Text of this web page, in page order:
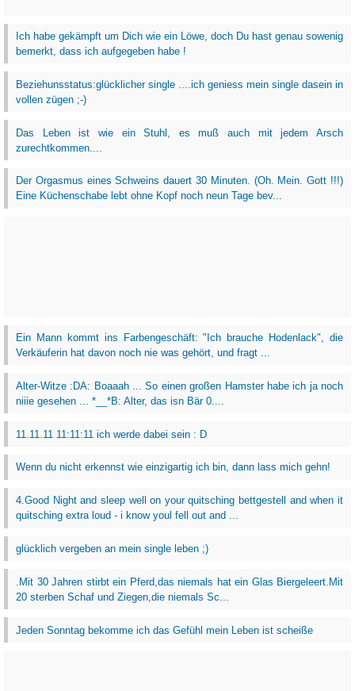
Ich habe gekämpft um Dich wie ein Löwe, doch Du hast genau sowenig
bemerkt, dass ich aufgegeben habe !
Beziehunsstatus:glücklicher single ....ich geniess mein single dasein in
vollen zügen ;-)
Das Leben ist wie ein Stuhl, es muß auch mit jedem Arsch
zurechtkommen....
Der Orgasmus eines Schweins dauert 30 Minuten. (Oh. Mein. Gott !!!)
Eine Küchenschabe lebt ohne Kopf noch neun Tage bev...
Ein Mann kommt ins Farbengeschäft: "Ich brauche Hodenlack", die
Verkäuferin hat davon noch nie was gehört, und fragt ...
Alter-Witze :DA: Boaaah ... So einen großen Hamster habe ich ja noch
niiie gesehen ... *__*B: Alter, das isn Bär 0....
11.11.11 11:11:11 ich werde dabei sein : D
Wenn du nicht erkennst wie einzigartig ich bin, dann lass mich gehn!
4.Good Night and sleep well on your quitsching bettgestell and when it
quitsching extra loud - i know youl fell out and ...
glücklich vergeben an mein single leben ;)
.Mit 30 Jahren stirbt ein Pferd,das niemals hat ein Glas Biergeleert.Mit
20 sterben Schaf und Ziegen,die niemals Sc...
Jeden Sonntag bekomme ich das Gefühl mein Leben ist scheiße